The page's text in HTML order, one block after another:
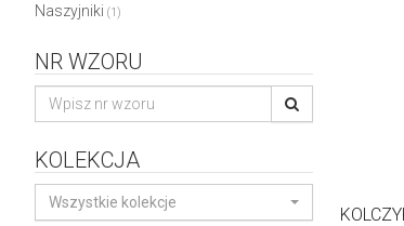
Naszyjniki (1)
NR WZORU
KOLEKCJA
Wszystkie kolekcje